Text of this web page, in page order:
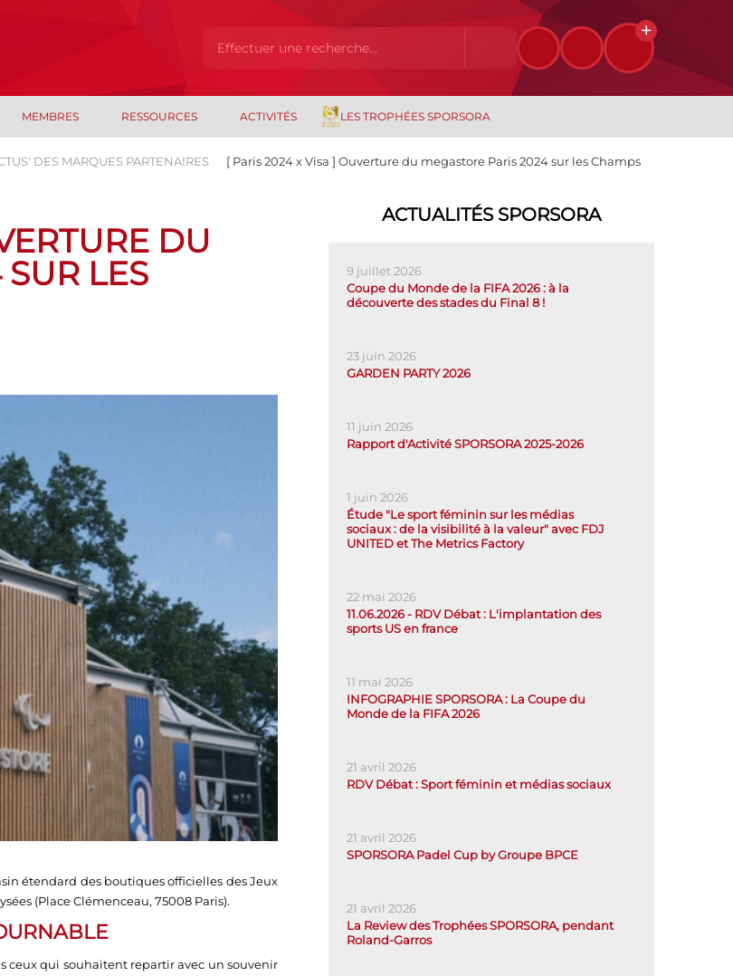
MEMBRES RESSOURCES ACTIVITÉS LES TROPHÉES SPORSORA
DES MARQUES PARTENAIRES
[ Paris 2024 x Visa ] Ouverture du megastore Paris 2024 sur les Champs
DU
LES
étendard des boutiques officielles des Jeux
(Place Clémenceau, 75008 Paris).
ceux qui souhaitent repartir avec un souvenir
ACTUALITÉS SPORSORA
9 juillet 2026
Coupe du Monde de la FIFA 2026 : à la
découverte des stades du Final 8 !
23 juin 2026
GARDEN PARTY 2026
11 juin 2026
Rapport d'Activité SPORSORA 2025-2026
1 juin 2026
Étude "Le sport féminin sur les médias
sociaux : de la visibilité à la valeur" avec FDJ
UNITED et The Metrics Factory
22 mai 2026
11.06.2026 - RDV Débat : L'implantation des
sports US en france
11 mai 2026
INFOGRAPHIE SPORSORA : La Coupe du
Monde de la FIFA 2026
21 avril 2026
RDV Débat : Sport féminin et médias sociaux
21 avril 2026
SPORSORA Padel Cup by Groupe BPCE
21 avril 2026
La Review des Trophées SPORSORA, pendant
Roland-Garros